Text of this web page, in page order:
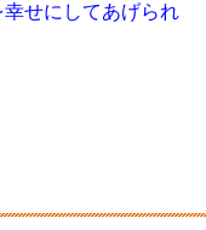
せにしてあげられ